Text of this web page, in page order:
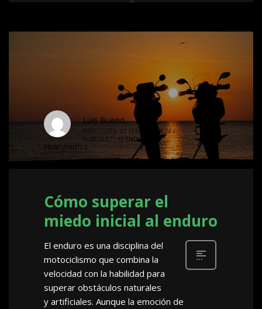
Luis Bueno
MIÉRCOLES, 21 FEBRERO 2024 /
PUBLISHED IN ENDURO
PRINCIPIANTES
Cómo superar el
miedo inicial al enduro
El enduro es una disciplina del
motociclismo que combina la
velocidad con la habilidad para
superar obstáculos naturales
y artificiales. Aunque la emoción de